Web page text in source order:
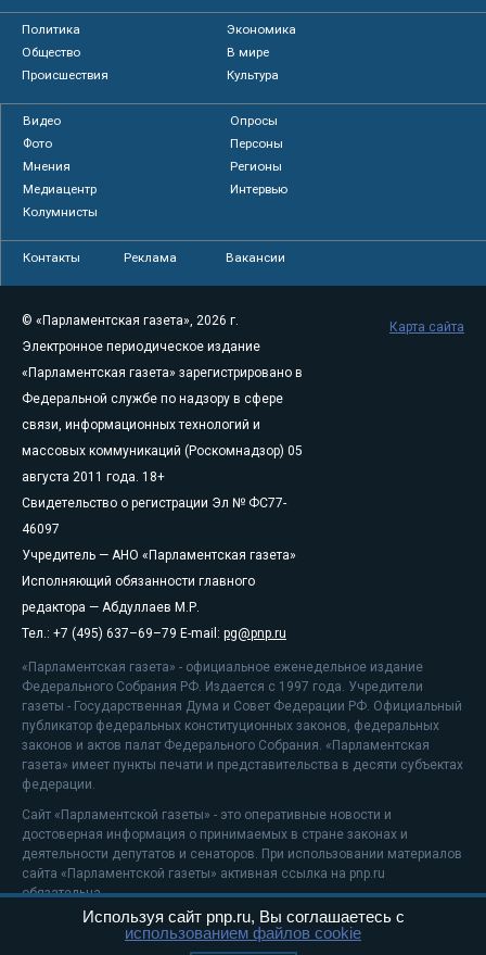
Политика
Экономика
Общество
В мире
Происшествия
Культура
Видео
Опросы
Фото
Персоны
Мнения
Регионы
Медиацентр
Интервью
Колумнисты
Контакты Реклама Вакансии
© «Парламентская газета», 2026 г.
Электронное периодическое издание
«Парламентская газета» зарегистрировано в
Федеральной службе по надзору в сфере
связи, информационных технологий и
массовых коммуникаций (Роскомнадзор) 05
августа 2011 года. 18+
Свидетельство о регистрации Эл № ФС77-
46097
Учредитель — АНО «Парламентская газета»
Исполняющий обязанности главного
редактора — Абдуллаев М.Р.
Тел.: +7 (495) 637–69–79 E-mail: pg@pnp.ru
«Парламентская газета» - официальное еженедельное издание
Федерального Собрания РФ. Издается с 1997 года. Учредители
газеты - Государственная Дума и Совет Федерации РФ. Официальный
публикатор федеральных конституционных законов, федеральных
законов и актов палат Федерального Собрания. «Парламентская
газета» имеет пункты печати и представительства в десяти субъектах
федерации.
Сайт «Парламентской газеты» - это оперативные новости и
достоверная информация о принимаемых в стране законах и
деятельности депутатов и сенаторов. При использовании материалов
сайта «Парламентской газеты» активная ссылка на pnp.ru
обязательна.
На информационном ресурсе применяютсярекомендательные
Карта сайта
Используя сайт pnp.ru, Вы соглашаетесь с
использованием файлов cookie